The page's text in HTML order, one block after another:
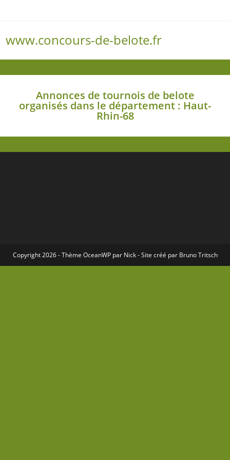
www.concours-de-belote.fr
Annonces de tournois de belote
organisés dans le département : Haut-
Rhin-68
Copyright 2026 - Thème OceanWPpar Nick - Site créé par Bruno Tritsch